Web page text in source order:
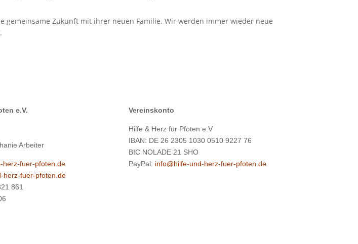
gemeinsame Zukunft mit ihrer neuen Familie.Wir werden immer wieder neue
e.V.
Arbeiter
herz-fuer-pfoten.de
herz-fuer-pfoten.de
861
Vereinskonto
Hilfe & Herz für Pfoten e.V
IBAN: DE 26 2305 1030 0510 9227 76
BIC NOLADE 21 SHO
PayPal: info@hilfe-und-herz-fuer-pfoten.de